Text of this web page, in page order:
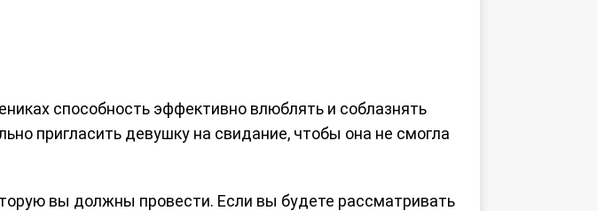
способность эффективно влюблять и соблазнять
пригласить девушку на свидание, чтобы она не смогла
вы должны провести. Если вы будете рассматривать